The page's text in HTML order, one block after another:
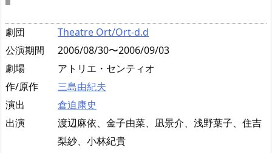
劇団
Theatre Ort/Ort-d.d
公演期間
2006/08/30〜2006/09/03
劇場
アトリエ・センティオ
作/原作
三島由紀夫
演出
倉迫康史
出演
渡辺麻依、金子由菜、凪景介、浅野葉子、住吉
梨紗、小林紀貴